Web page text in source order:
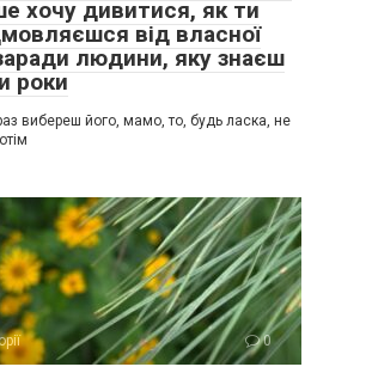
хочу дивитися, як ти
від власної
людини, яку знаєш
роки
вибереш його, мамо, то, будь ласка, не
0